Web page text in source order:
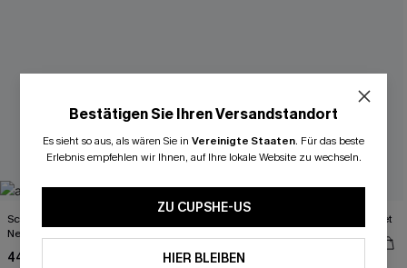
Schwarzer Tiefer Ausschnitt
Neckholder-Monokini-Badeanzug
44,00 €
Grünes Farbblock Triangel-Bikini-Set
41,00 €
Bestätigen Sie Ihren Versandstandort
Es sieht so aus, als wären Sie in Vereinigte Staaten. Für das beste
Erlebnis empfehlen wir Ihnen, auf Ihre lokale Website zu wechseln.
ZU CUPSHE-US
HIER BLEIBEN